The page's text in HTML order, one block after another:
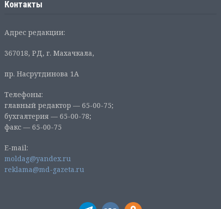
Контакты
Адрес редакции:
367018, РД, г. Махачкала,
пр. Насрутдинова 1А
Телефоны:
главный редактор — 65-00-75;
бухгалтерия — 65-00-78;
факс — 65-00-75
E-mail:
moldag@yandex.ru
reklama@md-gazeta.ru